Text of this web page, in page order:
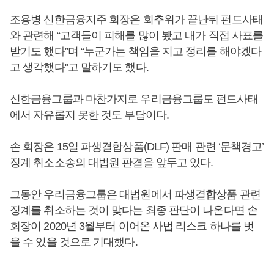
조용병 신한금융지주 회장은 회추위가 끝난뒤 펀드사태
와 관련해 “고객들이 피해를 많이 봤고 내가 직접 사표를
받기도 했다”며 “누군가는 책임을 지고 정리를 해야겠다
고 생각했다"고 말하기도 했다.
신한금융그룹과 마찬가지로 우리금융그룹도 펀드사태
에서 자유롭지 못한 것도 부담이다.
손 회장은 15일 파생결합상품(DLF) 판매 관련 ‘문책경고’
징계 취소소송의 대법원 판결을 앞두고 있다.
그동안 우리금융그룹은 대법원에서 파생결합상품 관련
징계를 취소하는 것이 맞다는 최종 판단이 나온다면 손
회장이 2020년 3월부터 이어온 사법 리스크 하나를 벗
을 수 있을 것으로 기대했다.